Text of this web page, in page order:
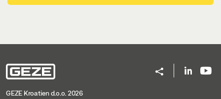
GEZE Kroatien d.o.o. 2026